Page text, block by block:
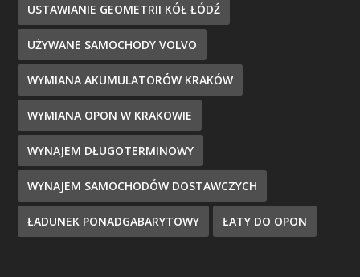
USTAWIANIE GEOMETRII KÓŁ ŁÓDŹ
UŻYWANE SAMOCHODY VOLVO
WYMIANA AKUMULATORÓW KRAKÓW
WYMIANA OPON W KRAKOWIE
WYNAJEM DŁUGOTERMINOWY
WYNAJEM SAMOCHODÓW DOSTAWCZYCH
ŁADUNEK PONADGABARYTOWY ŁATY DO OPON